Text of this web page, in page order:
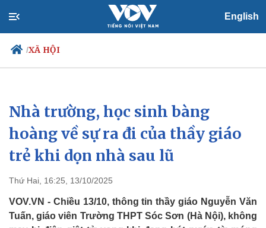
English
/XÃ HỘI
Chính trị
Đảng
Tổ chức nhân sự
Quốc hội
Nhận diện sự thật
Xã hội
Tin 24h
Dự báo thời tiết
Giáo dục
Nhà trường, học sinh bàng
hoàng về sự ra đi của thầy giáo
trẻ khi dọn nhà sau lũ
Thứ Hai, 16:25, 13/10/2025
VOV.VN - Chiều 13/10, thông tin thầy giáo Nguyễn Văn
Tuấn, giáo viên Trường THPT Sóc Sơn (Hà Nội), không